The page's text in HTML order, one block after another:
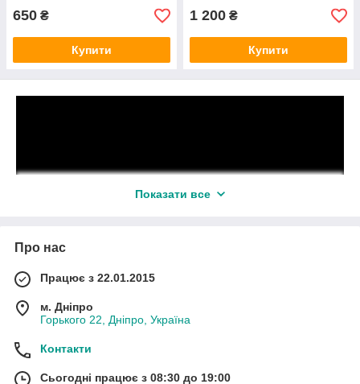
650 ₴
Купити
1 200 ₴
Купити
Показати все
Про нас
Працює з 22.01.2015
м. Дніпро
Горького 22, Дніпро, Україна
Контакти
Сьогодні працює з 08:30 до 19:00